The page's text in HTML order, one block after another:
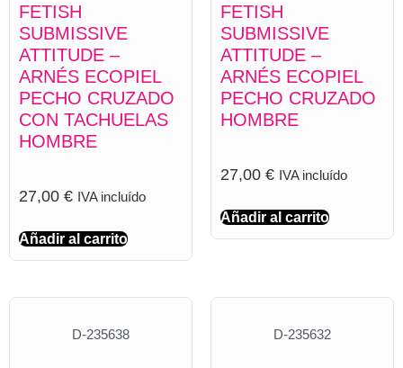
FETISH
SUBMISSIVE
ATTITUDE –
ARNÉS ECOPIEL
PECHO CRUZADO
CON TACHUELAS
HOMBRE
27,00 € IVA incluído
Añadir al carrito
FETISH
SUBMISSIVE
ATTITUDE –
ARNÉS ECOPIEL
PECHO CRUZADO
HOMBRE
27,00 € IVA incluído
Añadir al carrito
D-235638 D-235632